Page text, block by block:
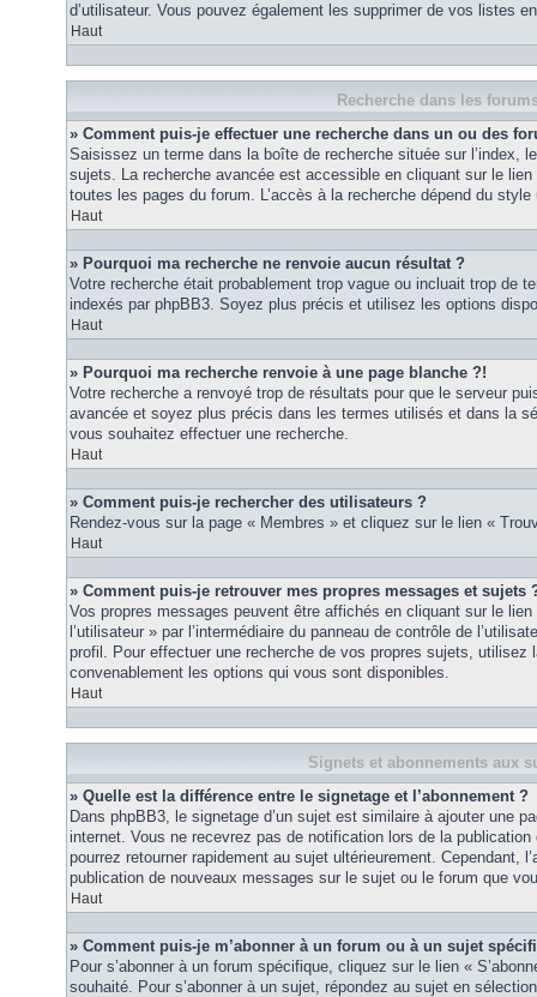
d’utilisateur. Vous pouvez également les supprimer de vos listes
Haut
Recherche dans les
» Comment puis-je effectuer une recherche dans un ou des
Saisissez un terme dans la boîte de recherche située sur l’index,
sujets. La recherche avancée est accessible en cliquant sur le
toutes les pages du forum. L’accès à la recherche dépend du style
Haut
» Pourquoi ma recherche ne renvoie aucun résultat ?
Votre recherche était probablement trop vague ou incluait trop de
indexés par phpBB3. Soyez plus précis et utilisez les options
Haut
» Pourquoi ma recherche renvoie à une page blanche ?!
Votre recherche a renvoyé trop de résultats pour que le serveur
avancée et soyez plus précis dans les termes utilisés et dans la
vous souhaitez effectuer une recherche.
Haut
» Comment puis-je rechercher des utilisateurs ?
Rendez-vous sur la page « Membres » et cliquez sur le lien «
Haut
» Comment puis-je retrouver mes propres messages et sujets
Vos propres messages peuvent être affichés en cliquant sur le
l’utilisateur » par l’intermédiaire du panneau de contrôle de
profil. Pour effectuer une recherche de vos propres sujets, utilisez
convenablement les options qui vous sont disponibles.
Haut
Signets et abonnements aux
» Quelle est la différence entre le signetage et l’abonnement ?
Dans phpBB3, le signetage d’un sujet est similaire à ajouter une
internet. Vous ne recevrez pas de notification lors de la publication
pourrez retourner rapidement au sujet ultérieurement. Cependant,
publication de nouveaux messages sur le sujet ou le forum que
Haut
» Comment puis-je m’abonner à un forum ou à un sujet
Pour s’abonner à un forum spécifique, cliquez sur le lien «
souhaité. Pour s’abonner à un sujet, répondez au sujet en